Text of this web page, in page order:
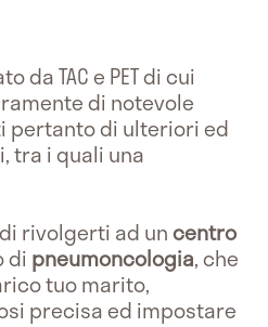
da TAC e PET di cui
di notevole
pertanto di ulteriori ed
tra i quali una
rivolgerti ad uncentro
di pneumoncologia, che
tuo marito,
precisa ed impostare